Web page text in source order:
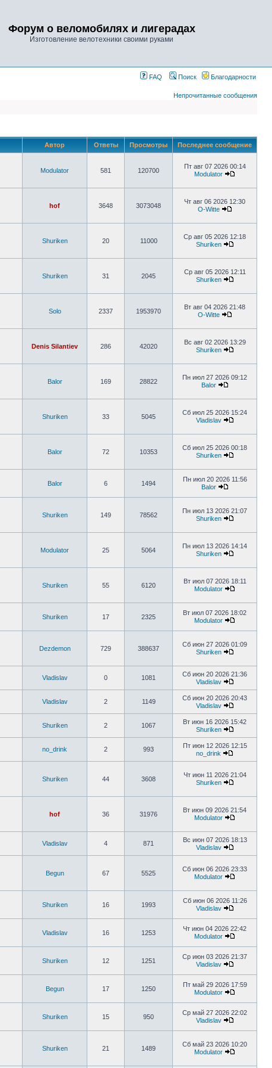
Форум о веломобилях и лигерадах
Изготовление велотехники своими руками
FAQ Поиск Благодарности
Непрочитанные сообщения
Автор Ответы Просмотры Последнее сообщение
Modulator 581 120700
Пт авг 07 2026 00:14
Modulator
hof 3648 3073048
Чт авг 06 2026 12:30
O-Witte
Shuriken 20 11000
Ср авг 05 2026 12:18
Shuriken
Shuriken 31 2045
Ср авг 05 2026 12:11
Shuriken
Solo 2337 1953970
Вт авг 04 2026 21:48
O-Witte
Denis Silantiev 286 42020
Вс авг 02 2026 13:29
Shuriken
Balor 169 28822
Пн июл 27 2026 09:12
Balor
Shuriken 33 5045
Сб июл 25 2026 15:24
Vladislav
Balor 72 10353
Сб июл 25 2026 00:18
Shuriken
Balor 6 1494
Пн июл 20 2026 11:56
Balor
Shuriken 149 78562
Пн июл 13 2026 21:07
Shuriken
Modulator 25 5064
Пн июл 13 2026 14:14
Shuriken
Shuriken 55 6120
Вт июл 07 2026 18:11
Modulator
Shuriken 17 2325
Вт июл 07 2026 18:02
Modulator
Dezdemon 729 388637
Сб июн 27 2026 01:09
Shuriken
Vladislav 0 1081
Сб июн 20 2026 21:36
Vladislav
Vladislav 2 1149
Сб июн 20 2026 20:43
Vladislav
Shuriken 2 1067
Вт июн 16 2026 15:42
Shuriken
no_drink 2 993
Пт июн 12 2026 12:15
no_drink
Shuriken 44 3608
Чт июн 11 2026 21:04
Shuriken
hof 36 31976
Вт июн 09 2026 21:54
Modulator
Vladislav 4 871
Вс июн 07 2026 18:13
Vladislav
Begun 67 5525
Сб июн 06 2026 23:33
Modulator
Shuriken 16 1993
Сб июн 06 2026 11:26
Vladislav
Vladislav 16 1253
Чт июн 04 2026 22:42
Modulator
Shuriken 12 1251
Ср июн 03 2026 21:37
Vladislav
Begun 17 1250
Пт май 29 2026 17:59
Modulator
Shuriken 15 950
Ср май 27 2026 22:02
Vladislav
Shuriken 21 1489
Сб май 23 2026 10:20
Modulator